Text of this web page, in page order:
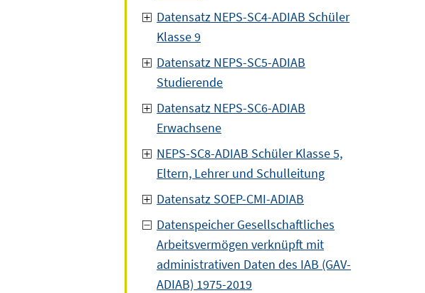
Datensatz NEPS-SC4-ADIAB Schüler
Klasse 9
Datensatz NEPS-SC5-ADIAB
Studierende
Datensatz NEPS-SC6-ADIAB
Erwachsene
NEPS-SC8-ADIAB Schüler Klasse 5,
Eltern, Lehrer und Schulleitung
Datensatz SOEP-CMI-ADIAB
Datenspeicher Gesellschaftliches
Arbeitsvermögen verknüpft mit
administrativen Daten des IAB (GAV-
ADIAB) 1975-2019